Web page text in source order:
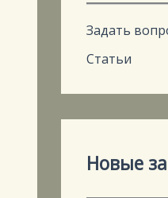
Задать
Статьи
Новые